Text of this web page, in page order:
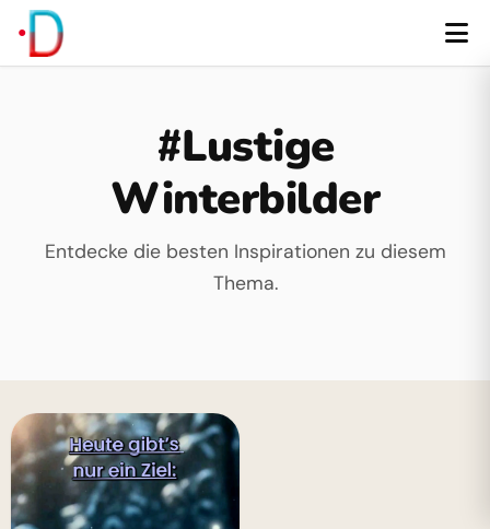
#Lustige
Winterbilder
Entdecke die besten Inspirationen zu diesem
Thema.